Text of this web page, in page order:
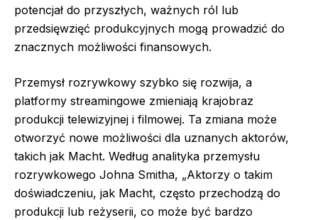
potencjał do przyszłych, ważnych ról lub
przedsięwzięć produkcyjnych mogą prowadzić do
znacznych możliwości finansowych.
Przemysł rozrywkowy szybko się rozwija, a
platformy streamingowe zmieniają krajobraz
produkcji telewizyjnej i filmowej. Ta zmiana może
otworzyć nowe możliwości dla uznanych aktorów,
takich jak Macht. Według analityka przemysłu
rozrywkowego Johna Smitha, „Aktorzy o takim
doświadczeniu, jak Macht, często przechodzą do
produkcji lub reżyserii, co może być bardzo